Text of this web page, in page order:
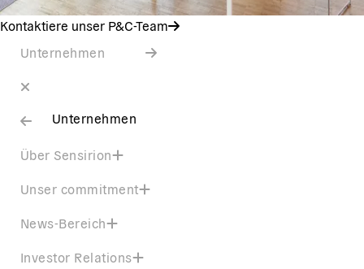
Kontaktiere unser P&C-Team
Unternehmen
Unternehmen
Über Sensirion
Unser commitment
News-Bereich
Investor Relations